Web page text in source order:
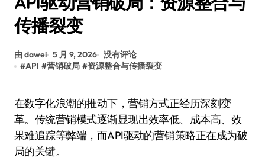
传播裂变
由 dawei 5 月 9, 2026 没有评论
#API #营销破局 #资源整合与传播裂变
在数字化浪潮的推动下，营销方式正经历深刻变
革。传统营销模式逐渐显现出效率低、成本高、效
果难追踪等弊端，而API驱动的营销策略正在成为破
局的关键。